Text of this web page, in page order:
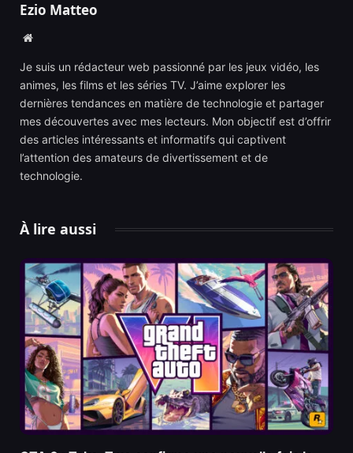
Ezio Matteo
Website
Je suis un rédacteur web passionné par les jeux vidéo, les
animes, les films et les séries TV. J’aime explorer les
dernières tendances en matière de technologie et partager
mes découvertes avec mes lecteurs. Mon objectif est d’offrir
des articles intéressants et informatifs qui captivent
l’attention des amateurs de divertissement et de
technologie.
À lire aussi